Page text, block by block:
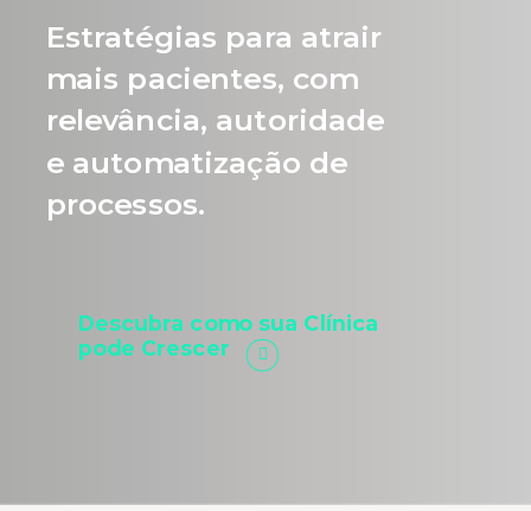
Estratégias para atrair
mais pacientes, com
relevância, autoridade
e automatização de
processos.
Descubra como sua Clínica
pode Crescer